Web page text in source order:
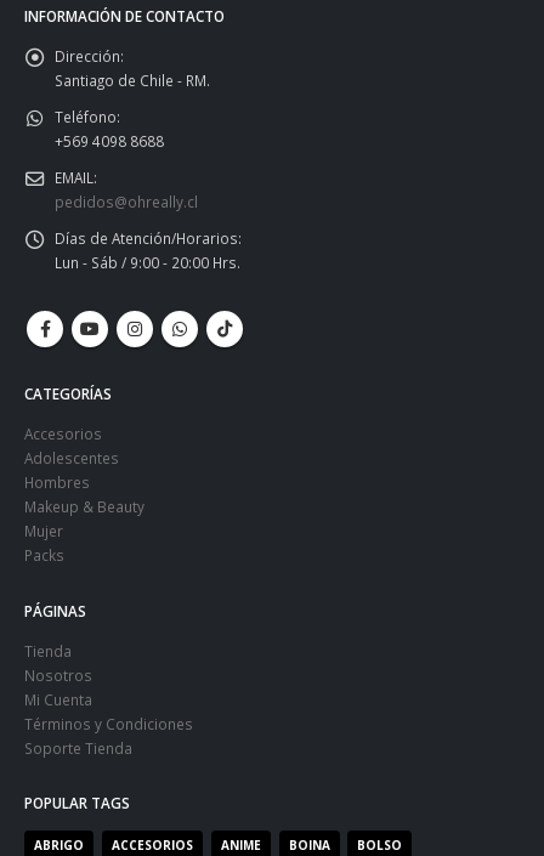
INFORMACIÓN DE CONTACTO
Dirección:
Santiago de Chile - RM.
Teléfono:
+569 4098 8688
EMAIL:
pedidos@ohreally.cl
Días de Atención/Horarios:
Lun - Sáb / 9:00 - 20:00 Hrs.
CATEGORÍAS
Accesorios
Adolescentes
Hombres
Makeup & Beauty
Mujer
Packs
PÁGINAS
Tienda
Nosotros
Mi Cuenta
Términos y Condiciones
Soporte Tienda
POPULAR TAGS
ABRIGO ACCESORIOS ANIME BOINA BOLSO